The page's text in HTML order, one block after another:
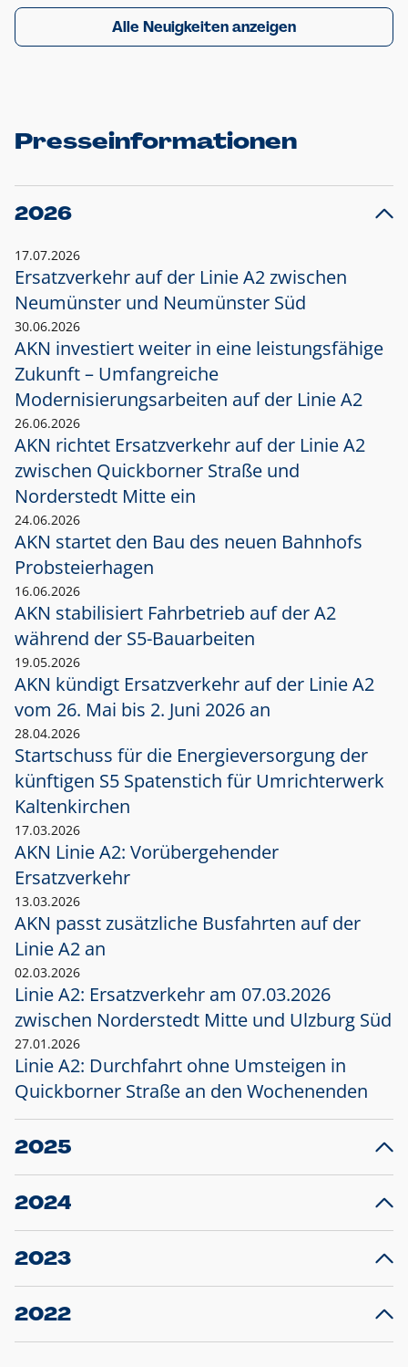
Alle Neuigkeiten anzeigen
Presseinformationen
2026
17.07.2026
Ersatzverkehr auf der Linie A2 zwischen
Neumünster und Neumünster Süd
30.06.2026
AKN investiert weiter in eine leistungsfähige
Zukunft – Umfangreiche
Modernisierungsarbeiten auf der Linie A2
26.06.2026
AKN richtet Ersatzverkehr auf der Linie A2
zwischen Quickborner Straße und
Norderstedt Mitte ein
24.06.2026
AKN startet den Bau des neuen Bahnhofs
Probsteierhagen
16.06.2026
AKN stabilisiert Fahrbetrieb auf der A2
während der S5-Bauarbeiten
19.05.2026
AKN kündigt Ersatzverkehr auf der Linie A2
vom 26. Mai bis 2. Juni 2026 an
28.04.2026
Startschuss für die Energieversorgung der
künftigen S5 Spatenstich für Umrichterwerk
Kaltenkirchen
17.03.2026
AKN Linie A2: Vorübergehender
Ersatzverkehr
13.03.2026
AKN passt zusätzliche Busfahrten auf der
Linie A2 an
02.03.2026
Linie A2: Ersatzverkehr am 07.03.2026
zwischen Norderstedt Mitte und Ulzburg Süd
27.01.2026
Linie A2: Durchfahrt ohne Umsteigen in
Quickborner Straße an den Wochenenden
2025
23.12.2025
Projekt S5: Start der Bauarbeiten am
2024
10.12.2024
Großprojekt S5: Sperrung der Bahnstraße in
2023
20.12.2023
Schleswig-Holstein verlängert den
2022
22.12.2022